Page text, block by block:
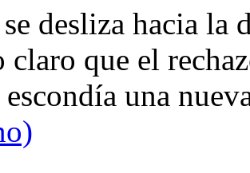
desliza hacia
claro que el
una